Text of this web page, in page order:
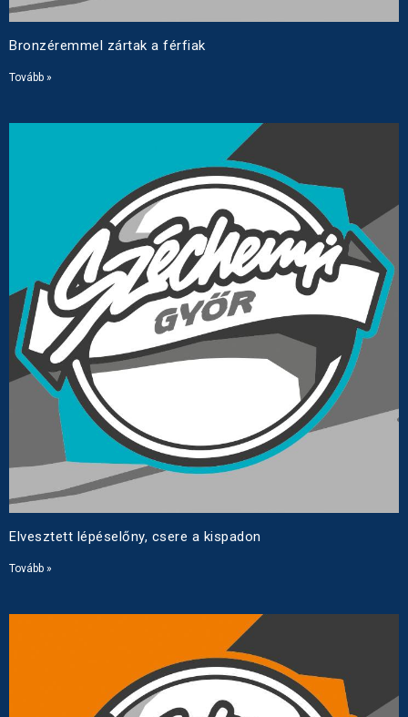
Bronzéremmel zártak a férfiak
Tovább »
Elvesztett lépéselőny, csere a kispadon
Tovább »